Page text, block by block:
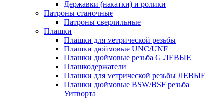
Державки (накатки) и ролики
Патроны станочные
Патроны сверлильные
Плашки
Плашки для метрической резьбы
Плашки дюймовые UNC/UNF
Плашки дюймовые резьба G ЛЕВЫЕ
Плашкодержатели
Плашки для метрической резьбы ЛЕВЫЕ
Плашки дюймовые BSW/BSF резьба
Уитворта